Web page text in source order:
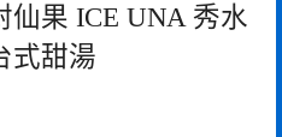
仙果 ICE UNA 秀水
式甜湯